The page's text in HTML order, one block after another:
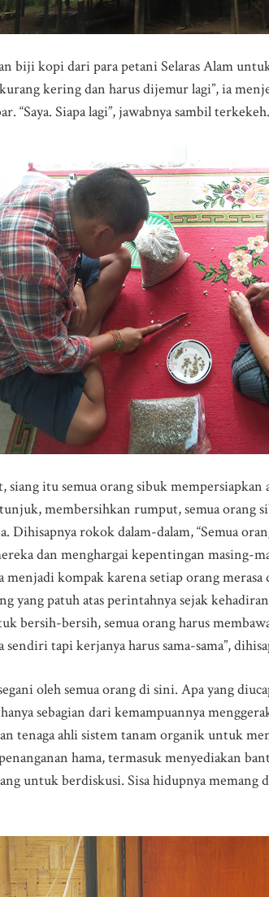
biji kopi dari para petani Selaras Alam
kering dan harus dijemur lagi”, ia
“Saya. Siapa lagi”, jawabnya sambil terkekeh.
siang itu semua orang sibuk
membersihkan rumput, semua orang
Dihisapnya rokok dalam-dalam, “Semua
dan menghargai kepentingan masing-
kompak karena setiap orang
yang patuh atas perintahnya sejak
bersih-bersih, semua orang harus
tapi kerjanya harus sama-sama”,
oleh semua orang di sini. Apa yang
sebagian dari kemampuannya
tenaga ahli sistem tanam organik untuk
hama, termasuk menyediakan
untuk berdiskusi. Sisa hidupnya